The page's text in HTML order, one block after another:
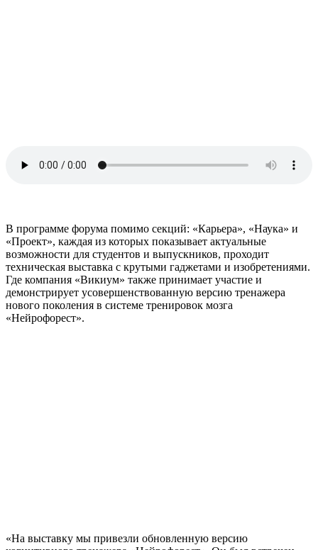
В программе форума помимо секций: «Карьера», «Наука» и
«Проект», каждая из которых показывает актуальные
возможности для студентов и выпускников, проходит
техническая выставка с крутыми гаджетами и изобретениями.
Где компания «Викиум» также принимает участие и
демонстрирует усовершенствованную версию тренажера
нового поколения в системе тренировок мозга
«Нейрофорест».
«На выставку мы привезли обновленную версию